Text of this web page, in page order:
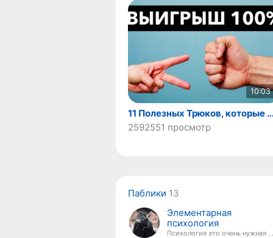
10:03
11 Полезных Трюков, которые Всегда Работают
2592551 просмотр
Паблики 13
Элементарная
психология
Психология это очень нужная ...